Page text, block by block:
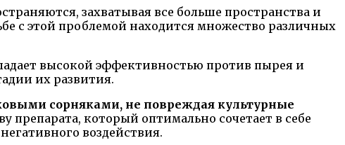
захватывая все больше пространства и
с этой проблемой находится множество различных
высокой эффективностью против пырея и
их развития.
сорняками, не повреждая культурные
препарата, который оптимально сочетает в себе
воздействия.